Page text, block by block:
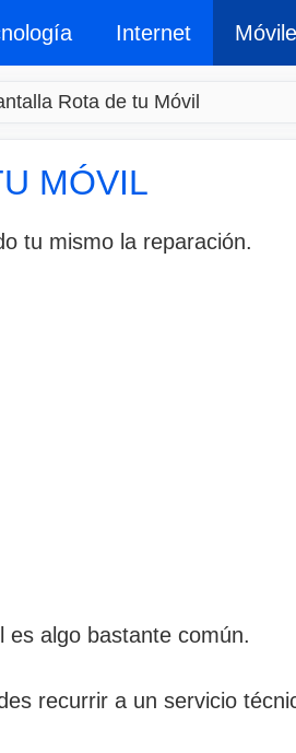
Internet
Rota de tu Móvil
MÓVIL
tu mismo la reparación.
algo bastante común.
recurrir a un servicio